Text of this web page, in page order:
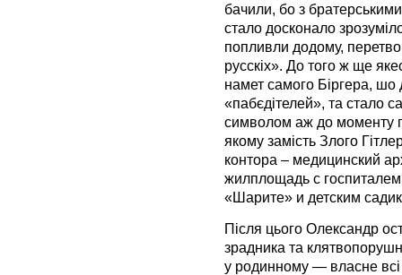
бачили, бо з
стало досконало
попливли додому,
русскіх». До того ж ще
намет самого Біргера, шо
«пабєдітелей», та стало
символом аж до моменту
якому замість Злого
контора – медицинский
жилплощадь с
«Шарите» и детским
Після цього Олександр
зрадника та
у родинному — власне